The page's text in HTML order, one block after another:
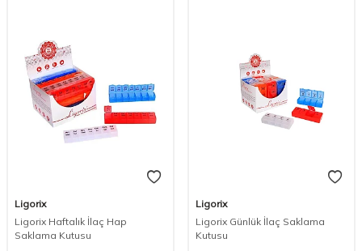
Ligorix
Ligorix Haftalık İlaç Hap
Saklama Kutusu
Ligorix
Ligorix Günlük İlaç Saklama
Kutusu